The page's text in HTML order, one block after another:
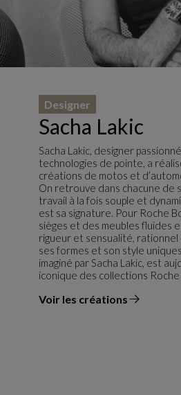
Sacha Lakic
Designer
Sacha Lakic, designer
technologies de pointe, a
créations de motos et
On retrouve dans chacune de
travail à la fois souple et
est sa signature. Pour Roche
sièges et des meubles fluides
rigueur et sensualité, rationnel
ses formes et son style
imaginé par Sacha Lakic, est
iconique des collections Roche
Voir les créations
du designer